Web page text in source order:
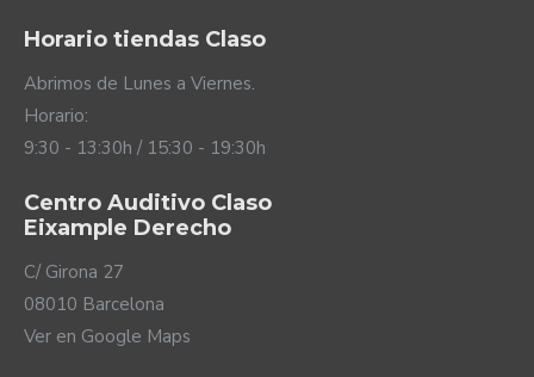
Horario tiendas Claso
Abrimos de Lunes a Viernes.
Horario:
9:30 - 13:30h / 15:30 - 19:30h
Centro Auditivo Claso
Eixample Derecho
C/ Girona 27
08010 Barcelona
Ver en Google Maps